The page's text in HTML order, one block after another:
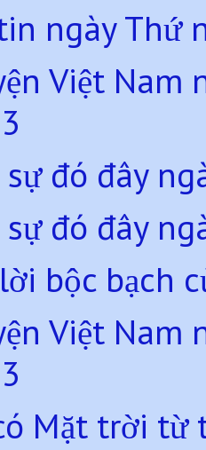
ngày Thứ
Việt Nam
đó đây
đó đây
bộc bạch
Việt
Mặt trời